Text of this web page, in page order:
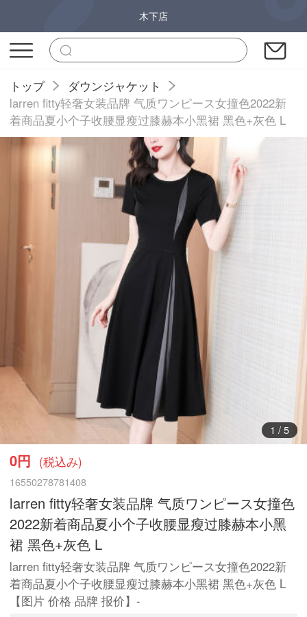
木下店
トップ
ダウンジャケット
larren fitty轻奢女装品牌 气质ワンピース女撞色2022新
着商品夏小个子收腰显瘦过膝赫本小黑裙 黑色+灰色 L
2 / 5
0円 (税込み)
16550278781408
larren fitty轻奢女装品牌 气质ワンピース女撞色
2022新着商品夏小个子收腰显瘦过膝赫本小黑
裙 黑色+灰色 L
larren fitty轻奢女装品牌 气质ワンピース女撞色2022新
着商品夏小个子收腰显瘦过膝赫本小黑裙 黑色+灰色 L
【图片 价格 品牌 报价】-